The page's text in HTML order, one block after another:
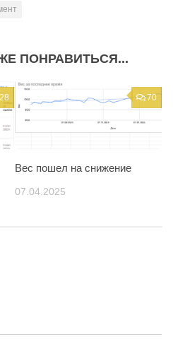
ПОНРАВИТЬСЯ...
28 70
Вес пошел на снижение
07.04.2025